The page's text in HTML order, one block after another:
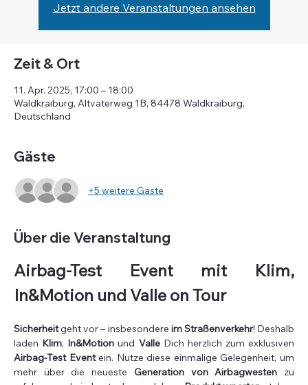
Jetzt andere Veranstaltungen ansehen
Zeit & Ort
11. Apr. 2025, 17:00 – 18:00
Waldkraiburg, Altvaterweg 1B, 84478 Waldkraiburg,
Deutschland
Gäste
+5 weitere Gäste
Über die Veranstaltung
Airbag-Test Event mit Klim,
In&Motion und Valle on Tour
Sicherheit geht vor – insbesondere im Straßenverkehr! Deshalb
laden Klim, In&Motion und Valle
Airbag-Test Event ein. Nutze diese einmalige Gelegenheit, um
mehr über die neueste Generation von Airbagwesten zu